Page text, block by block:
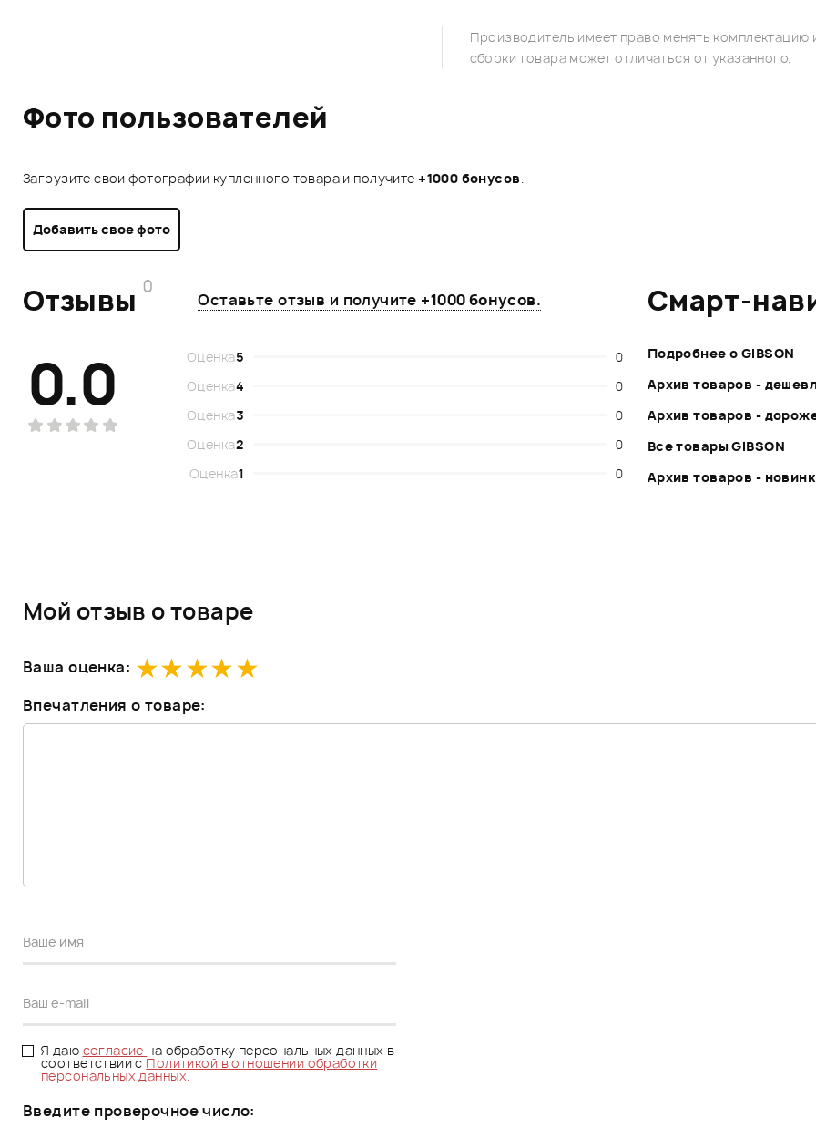
Производитель имеет право менять
сборки товара может отличаться от указанного.
Фото пользователей
Загрузите свои фотографии купленного товара и получите+1000 бонусов.
Добавить свое фото
Отзывы 0
Оставьте отзыв и получите +1000 бонусов.
0.0 Оценка5
0
Оценка4
0
Оценка3
0
Оценка2
0
Оценка1 0
Смарт-
Подробнее о GIBSON
Архив товаров -
Архив товаров -
Все товары GIBSON
Архив товаров -
Мой отзыв о товаре
Ваша оценка:
Впечатления о товаре:
Я даю согласие на обработку персональных данных в
соответствии сПолитикой в отношении обработки
персональных данных.
Введите проверочное число: